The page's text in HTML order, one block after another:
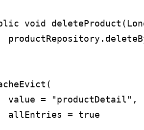
void
value = "productDetail",
allEntries = true